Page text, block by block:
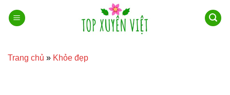
qua
Trang chủ » Khỏe đẹp